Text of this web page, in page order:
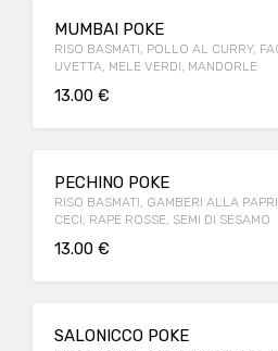
MUMBAI POKE
RISO BASMATI, POLLO AL CURRY,
UVETTA, MELE VERDI, MANDORLE
13.00 €
PECHINO POKE
RISO BASMATI, GAMBERI ALLA
CECI, RAPE ROSSE, SEMI DI SESAMO
13.00 €
SALONICCO POKE